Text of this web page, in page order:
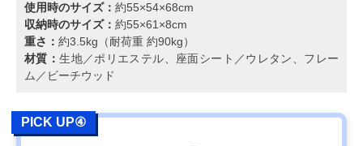
使用時のサイズ： 約55×54×68cm
収納時のサイズ： 約55×61×8cm
重さ： 約3.5kg（耐荷重 約90kg）
材質：生地／ポリエステル、座面シート／ウレタン、フレー
ム／ビーチウッド
PICK UP④